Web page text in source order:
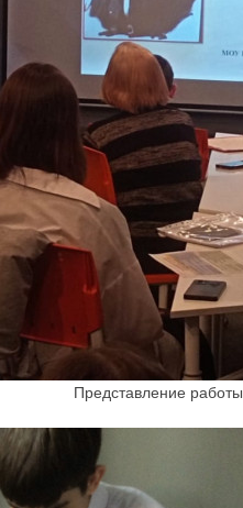
Представление работы